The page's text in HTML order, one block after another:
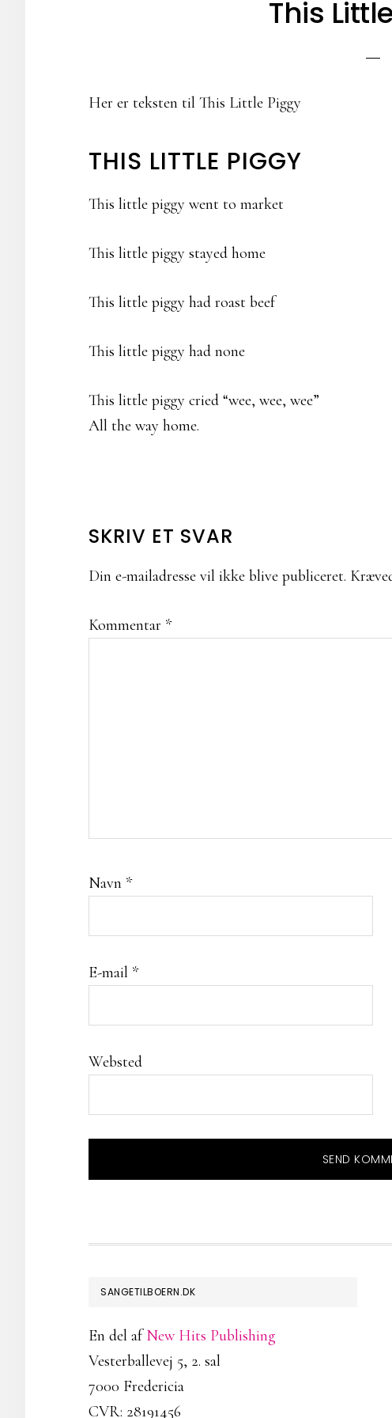
This
Her er teksten til This Little Piggy
THIS LITTLE PIGGY
This little piggy went to market
This little piggy stayed home
This little piggy had roast beef
This little piggy had none
This little piggy cried “wee, wee, wee”
All the way home.
LÆSERINTERAKTIONER
SKRIV ET SVAR
Din e-mailadresse vil ikke blive publiceret.
Kommentar *
Navn *
E-mail *
Websted
FOOTER
SANGETILBOERN.DK
En del afNew Hits Publishing
Vesterballevej 5, 2. sal
7000 Fredericia
CVR: 28191456